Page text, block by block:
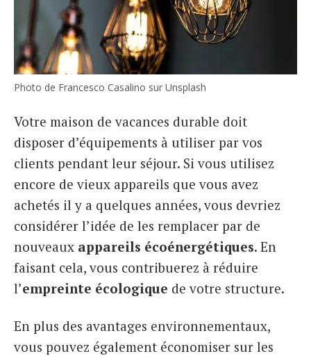
Photo de Francesco Casalino sur Unsplash
Votre maison de vacances durable doit
disposer d’équipements à utiliser par vos
clients pendant leur séjour. Si vous utilisez
encore de vieux appareils que vous avez
achetés il y a quelques années, vous devriez
considérer l’idée de les remplacer par de
nouveaux appareils écoénergétiques. En
faisant cela, vous contribuerez à réduire
l’empreinte écologique de votre structure.
En plus des avantages environnementaux,
vous pouvez également économiser sur les